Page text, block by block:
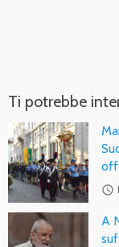
Ti potrebbe
access_time
A